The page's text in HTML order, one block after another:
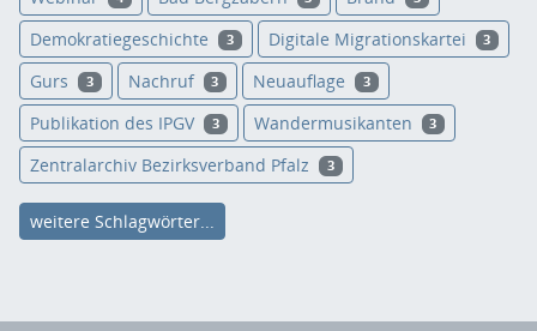
Demokratiegeschichte 3 Digitale Migrationskartei 3
Gurs 3 Nachruf 3 Neuauflage 3
Publikation des IPGV 3 Wandermusikanten 3
Zentralarchiv Bezirksverband Pfalz 3
weitere Schlagwörter...